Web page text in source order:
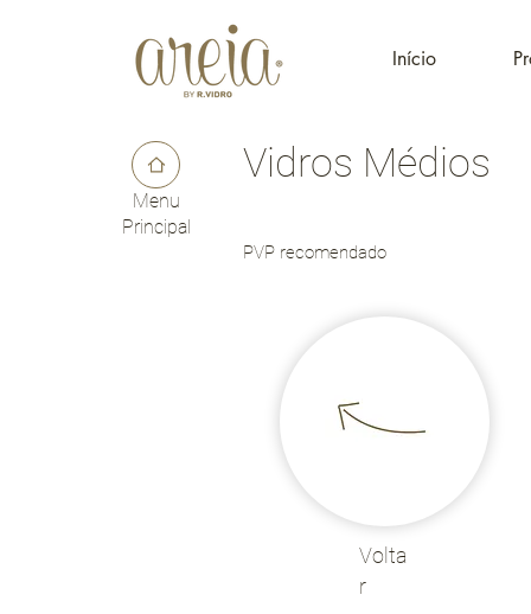
Início
Menu
Principal
Vidros Médios
PVP recomendado
Volta
r